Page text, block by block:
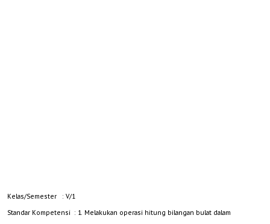
Kelas/Semester : V/1
Standar Kompetensi : 1. Melakukan operasi hitung bilangan bulat dalam